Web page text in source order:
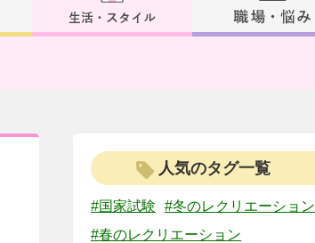
人気のタグ一覧
#国家試験
#冬のレクリエーション
#春のレクリエーション